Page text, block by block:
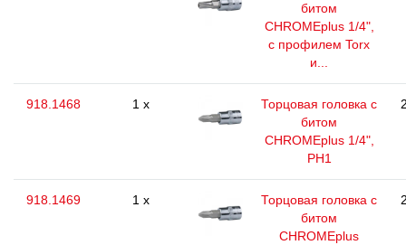
битом
CHROMEplus 1/4",
с профилем Torx
и...
918.1468 1 x
Торцовая головка с
битом
CHROMEplus 1/4",
РН1
918.1469 1 x
Торцовая головка с
битом
CHROMEplus